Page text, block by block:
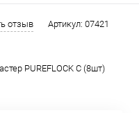
отзыв Артикул: 07421
PUREFLOCK С (8шт)